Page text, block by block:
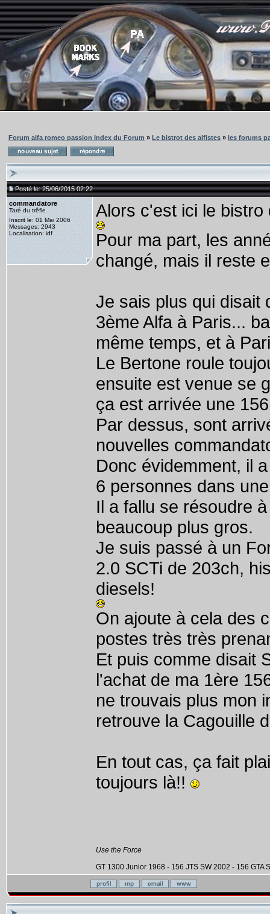
Forum alfa romeo passion Index du Forum » Le bistrot des alfistes » les forums
Posté le: 25/06/2015 02:22
commandatore
Taré du trêfle
Inscrit le: 01 Mai 2006
Messages: 2943
Localisation: idf
Alors c'est ici le
Pour ma part, les
changé, mais il reste
Je sais plus qui disait
3ème Alfa à Paris...
même temps, et à
Le Bertone roule
ensuite est venue se
ça est arrivée une
Par dessus, sont
nouvelles
Donc évidemment, il
6 personnes dans
Il a fallu se résoudre
beaucoup plus gros.
Je suis passé à un
2.0 SCTi de 203ch,
diesels!
On ajoute à cela des
postes très très
Et puis comme disait
l'achat de ma 1ère
ne trouvais plus mon
retrouve la Cagouille
En tout cas, ça fait
toujours là!!
Use the Force
GT 1300 Junior 1968 - 156 JTS SW 2002 - 156 GTA